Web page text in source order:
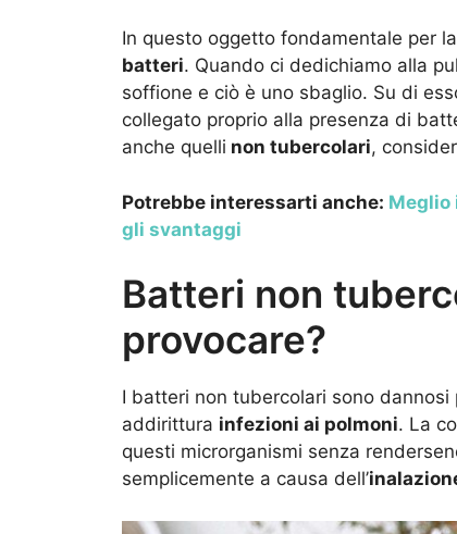
In questo oggetto fondamentale per
batteri. Quando ci dedichiamo alla
soffione e ciò è uno sbaglio. Su di
collegato proprio alla presenza di
anche quelli non tubercolari,
Potrebbe interessarti anche: Meglio
gli svantaggi
Batteri non
provocare?
I batteri non tubercolari sono
addirittura infezioni ai polmoni. La
questi microrganismi senza
semplicemente a causa dell’